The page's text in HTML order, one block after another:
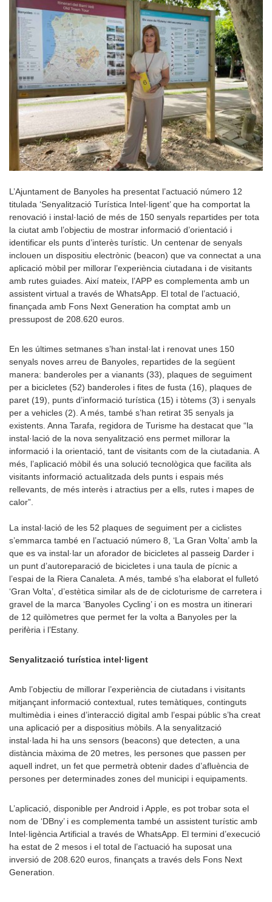
L’Ajuntament de Banyoles ha presentat l’actuació número 12
titulada ‘Senyalització Turística Intel·ligent’ que ha comportat la
renovació i instal·lació de més de 150 senyals repartides per tota
la ciutat amb l’objectiu de mostrar informació d’orientació i
identificar els punts d’interès turístic. Un centenar de senyals
inclouen un dispositiu electrònic (beacon) que va connectat a una
aplicació mòbil per millorar l’experiència ciutadana i de visitants
amb rutes guiades. Així mateix, l’APP es complementa amb un
assistent virtual a través de WhatsApp. El total de l’actuació,
finançada amb Fons Next Generation ha comptat amb un
pressupost de 208.620 euros.
En les últimes setmanes s’han instal·lat i renovat unes 150
senyals noves arreu de Banyoles, repartides de la següent
manera: banderoles per a vianants (33), plaques de seguiment
per a bicicletes (52) banderoles i fites de fusta (16), plaques de
paret (19), punts d’informació turística (15) i tòtems (3) i senyals
per a vehicles (2). A més, també s’han retirat 35 senyals ja
existents. Anna Tarafa, regidora de Turisme ha destacat que “la
instal·lació de la nova senyalització ens permet millorar la
informació i la orientació, tant de visitants com de la ciutadania. A
més, l’aplicació mòbil és una solució tecnològica que facilita als
visitants informació actualitzada dels punts i espais més
rellevants, de més interès i atractius per a ells, rutes i mapes de
calor”.
La instal·lació de les 52 plaques de seguiment per a ciclistes
s’emmarca també en l’actuació número 8, ‘La Gran Volta’ amb la
que es va instal·lar un aforador de bicicletes al passeig Darder i
un punt d’autoreparació de bicicletes i una taula de pícnic a
l’espai de la Riera Canaleta. A més, també s’ha elaborat el fulletó
‘Gran Volta’, d’estètica similar als de de cicloturisme de carretera i
gravel de la marca ‘Banyoles Cycling’ i on es mostra un itinerari
de 12 quilòmetres que permet fer la volta a Banyoles per la
perifèria i l’Estany.
Senyalització turística intel·ligent
Amb l’objectiu de millorar l’experiència de ciutadans i visitants
mitjançant informació contextual, rutes temàtiques, continguts
multimèdia i eines d’interacció digital amb l’espai públic s’ha creat
una aplicació per a dispositius mòbils. A la senyalització
instal·lada hi ha uns sensors (beacons) que detecten, a una
distància màxima de 20 metres, les persones que passen per
aquell indret, un fet que permetrà obtenir dades d’afluència de
persones per determinades zones del municipi i equipaments.
L’aplicació, disponible per Android i Apple, es pot trobar sota el
nom de ‘DBny’ i es complementa també un assistent turístic amb
Intel·ligència Artificial a través de WhatsApp. El termini d’execució
ha estat de 2 mesos i el total de l’actuació ha suposat una
inversió de 208.620 euros, finançats a través dels Fons Next
Generation.